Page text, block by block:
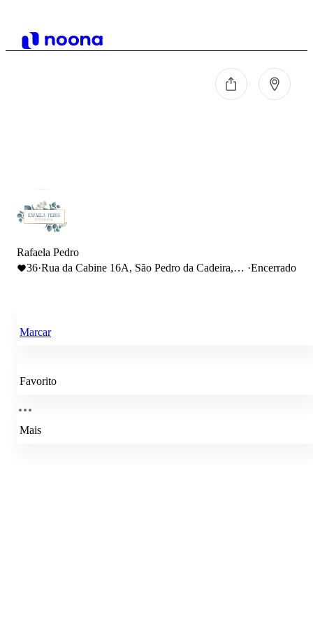
Rafaela Pedro
36·Rua da Cabine 16A, São Pedro da Cadeira,
·Encerrado
Marcar
Favorito
Mais